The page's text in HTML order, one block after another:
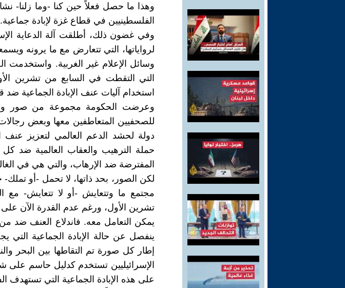
وهذا ما حصل فعلاً حين كنا -وما زلنا-
الفلسطينيين في قطاع غزة لإبادة جماعية.
وفي غضون ذلك، أطلقت آلة الدعاية
لرواياتها، التي تتعارض مع ما يرونه
وسائل الإعلام غير الغربية. واستخدمت
التي التقطت في السابع من تشرين
استخدام آليات عنف الإبادة الجماعية
وعرضت الحكومة مجموعة من صور
للصحفيين المتعاطفين معها وبعض
دولة لحشد الدعم العالمي لتعزيز عنف
حملة الترهيب والعقاب العالمية
المفترضة ضد الإرهاب، والتي هي في
لكن الصور، بحد ذاتها، لا تحمل -أو
مجتمع ما وتتعايش -أو لا تتعايش- مع
تشرين الأول، ورغم عدم القدرة الآن
يمكن التعامل معه. فاندلاع العنف ضد
ينفصل عن حالة الإبادة الجماعية التي
إطار كل صورة تم التقاطها بين البحر
الإسرائيليين تستخدم كدليل حاسم
على هذه الإبادة الجماعية التي تستهدف